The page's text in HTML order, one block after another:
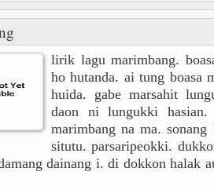
lirik lagu marimbang.
ho hutanda. ai tung boasa
huida. gabe marsahit
daon ni lungukki hasian.
marimbang na ma.
situtu. parsaripeokki.
dainang i. di dokkon halak